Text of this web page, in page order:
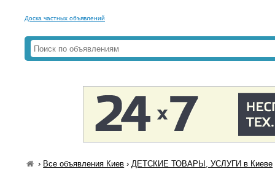
Доска частных объявлений
› Все объявления Киев ›ДЕТСКИЕ ТОВАРЫ, УСЛУГИ в Киеве